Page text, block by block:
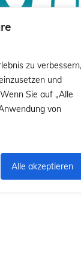
zu verbessern,
und
Sie auf „Alle
von
Alle akzeptieren